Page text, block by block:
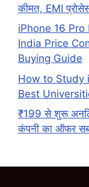
कीमत, EMI
iPhone 16
India Price
Buying Guide
How to Study
Best
₹199 से शुरू
कंपनी का ऑफर